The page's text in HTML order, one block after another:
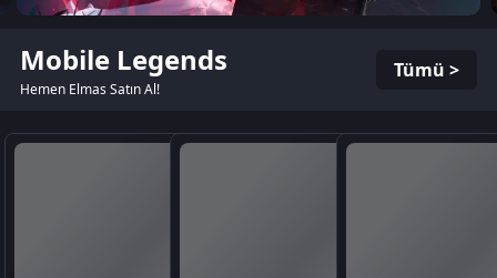
Mobile Legends
Hemen Elmas Satın Al!
Tümü >